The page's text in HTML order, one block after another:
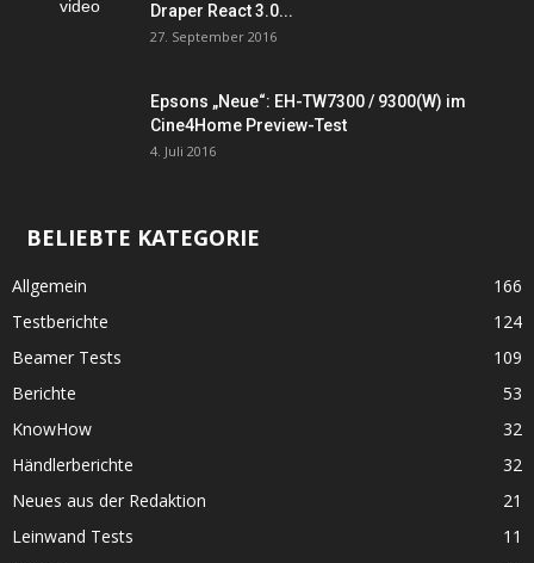
Draper React 3.0...
27. September 2016
Epsons „Neue“: EH-TW7300 / 9300(W) im
Cine4Home Preview-Test
4. Juli 2016
BELIEBTE KATEGORIE
Allgemein
166
Testberichte
124
Beamer Tests
109
Berichte
53
KnowHow
32
Händlerberichte
32
Neues aus der Redaktion
21
Leinwand Tests
11